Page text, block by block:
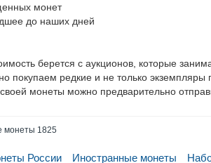
монет
до наших дней
берется с аукционов, которые
покупаем редкие и не только экземпляры
монеты можно предварительно
монеты 1825
России Иностранные монеты